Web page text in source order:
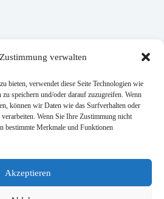
verwalten
bieten, verwendet diese Seite Technologien wie
speichern und/oder darauf zuzugreifen. Wenn
können wir Daten wie das Surfverhalten oder
Wenn Sie Ihre Zustimmung nicht
bestimmte Merkmale und Funktionen
Akzeptieren